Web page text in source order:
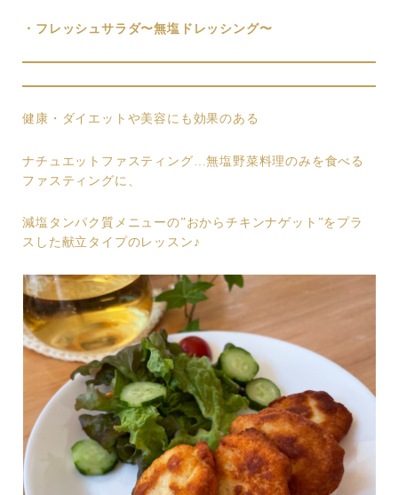
・フレッシュサラダ〜無塩ドレッシング〜
健康・ダイエットや美容にも効果のある
ナチュエットファスティング…無塩野菜料理のみを食べる
ファスティングに、
減塩タンパク質メニューの”おからチキンナゲット”をプラ
スした献立タイプのレッスン♪